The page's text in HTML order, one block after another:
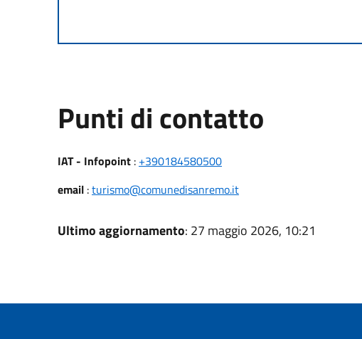
Punti di contatto
IAT - Infopoint: +390184580500
email:turismo@comunedisanremo.it
Ultimo aggiornamento: 27 maggio 2026, 10:21